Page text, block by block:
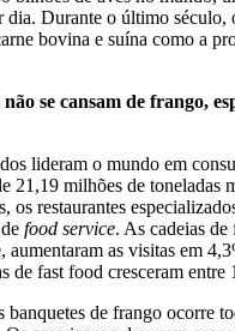
dia. Durante o último século,
bovina e suína como a
se cansam de frango,
lideram o mundo em
21,19 milhões de toneladas
os restaurantes
food service. As cadeias
aumentaram as visitas em
de fast food cresceram entre
banquetes de frango ocorre